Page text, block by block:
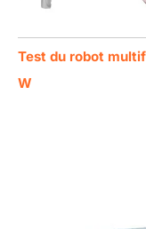
Test du robot
W